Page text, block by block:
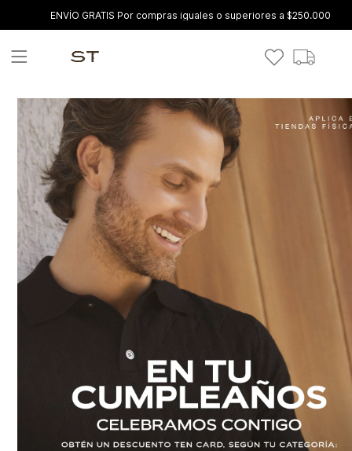
ENVÍO GRATIS Por compras iguales o superiores a $250.000